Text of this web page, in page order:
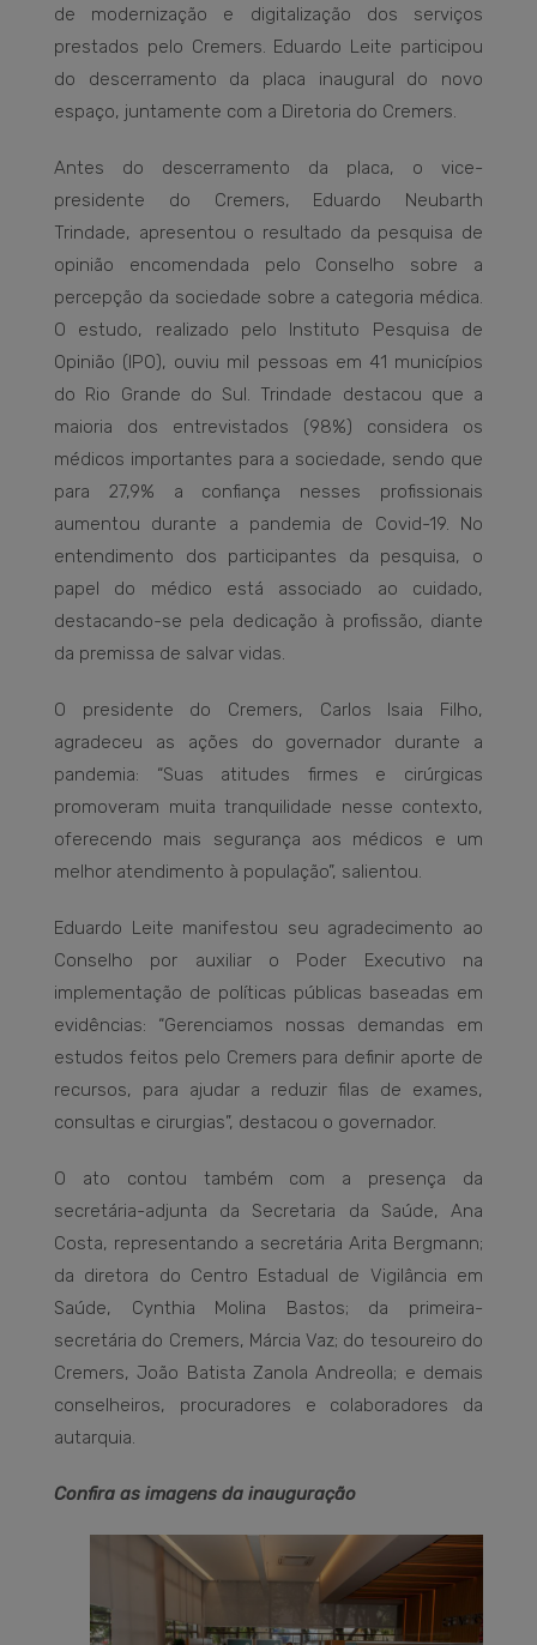
de modernização e digitalização dos serviços
prestados pelo Cremers. Eduardo Leite participou
do descerramento da placa inaugural do novo
espaço, juntamente com a Diretoria do Cremers.
Antes do descerramento da placa, o vice-
presidente do Cremers, Eduardo Neubarth
Trindade, apresentou o resultado da pesquisa de
opinião encomendada pelo Conselho sobre a
percepção da sociedade sobre a categoria médica.
O estudo, realizado pelo Instituto Pesquisa de
Opinião (IPO), ouviu mil pessoas em 41 municípios
do Rio Grande do Sul. Trindade destacou que a
maioria dos entrevistados (98%) considera os
médicos importantes para a sociedade, sendo que
para 27,9% a confiança nesses profissionais
aumentou durante a pandemia de Covid-19. No
entendimento dos participantes da pesquisa, o
papel do médico está associado ao cuidado,
destacando-se pela dedicação à profissão, diante
da premissa de salvar vidas.
O presidente do Cremers, Carlos Isaia Filho,
agradeceu as ações do governador durante a
pandemia: “Suas atitudes firmes e cirúrgicas
promoveram muita tranquilidade nesse contexto,
oferecendo mais segurança aos médicos e um
melhor atendimento à população”, salientou.
Eduardo Leite manifestou seu agradecimento ao
Conselho por auxiliar o Poder Executivo na
implementação de políticas públicas baseadas em
evidências: “Gerenciamos nossas demandas em
estudos feitos pelo Cremers para definir aporte de
recursos, para ajudar a reduzir filas de exames,
consultas e cirurgias”, destacou o governador.
O ato contou também com a presença da
secretária-adjunta da Secretaria da Saúde, Ana
Costa, representando a secretária Arita Bergmann;
da diretora do Centro Estadual de Vigilância em
Saúde, Cynthia Molina Bastos; da primeira-
secretária do Cremers, Márcia Vaz; do tesoureiro do
Cremers, João Batista Zanola Andreolla; e demais
conselheiros, procuradores e colaboradores da
autarquia.
Confira as imagens da inauguração